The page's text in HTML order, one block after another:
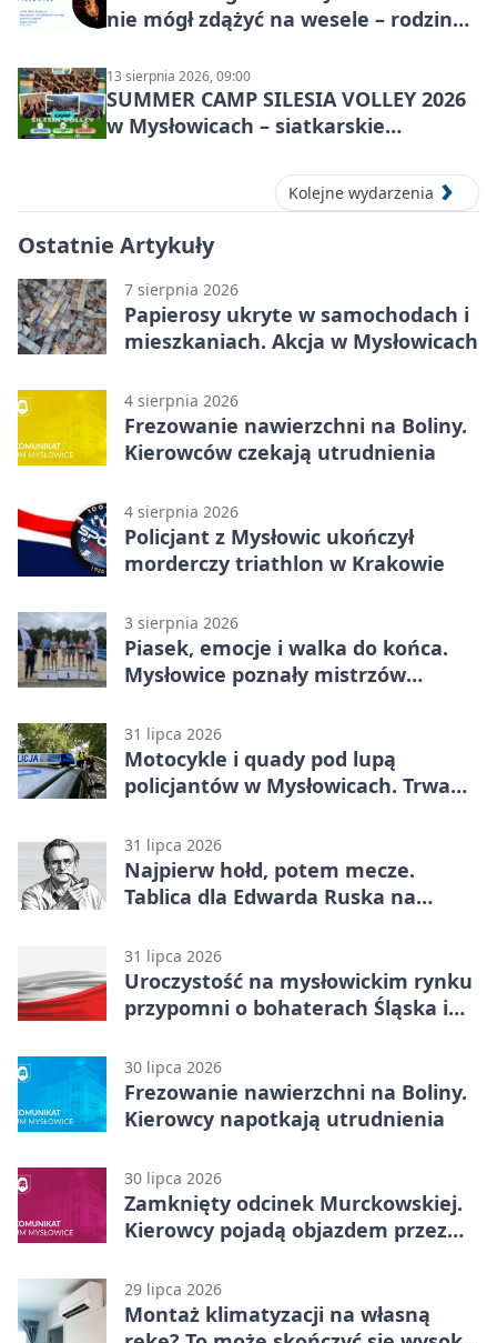
nie mógł zdążyć na wesele – rodzinny
13 sierpnia 2026, 09:00
SUMMER CAMP SILESIA VOLLEY 2026
w Mysłowicach – siatkarskie
Kolejne wydarzenia
Ostatnie Artykuły
7 sierpnia 2026
Papierosy ukryte w samochodach i
mieszkaniach. Akcja w Mysłowicach
4 sierpnia 2026
Frezowanie nawierzchni na Boliny.
Kierowców czekają utrudnienia
4 sierpnia 2026
Policjant z Mysłowic ukończył
morderczy triathlon w Krakowie
3 sierpnia 2026
Piasek, emocje i walka do końca.
Mysłowice poznały mistrzów
31 lipca 2026
Motocykle i quady pod lupą
policjantów w Mysłowicach. Trwa
31 lipca 2026
Najpierw hołd, potem mecze.
Tablica dla Edwarda Ruska na
31 lipca 2026
Uroczystość na mysłowickim rynku
przypomni o bohaterach Śląska i
30 lipca 2026
Frezowanie nawierzchni na Boliny.
Kierowcy napotkają utrudnienia
30 lipca 2026
Zamknięty odcinek Murckowskiej.
Kierowcy pojadą objazdem przez
29 lipca 2026
Montaż klimatyzacji na własną